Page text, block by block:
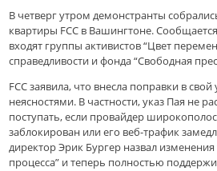
В четверг утром демонстранты
квартиры FCC в Вашингтоне.
входят группы активистов “Цвет
справедливости и фонда “Свободная
FCC заявила, что внесла поправки в
неясностями. В частности, указ Пая не
поступать, если провайдер
заблокирован или его веб-трафик
директор Эрик Бургер назвал
процесса” и теперь полностью